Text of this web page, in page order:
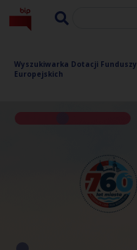
Wyszukiwarka Dotacji Funduszy
Europejskich